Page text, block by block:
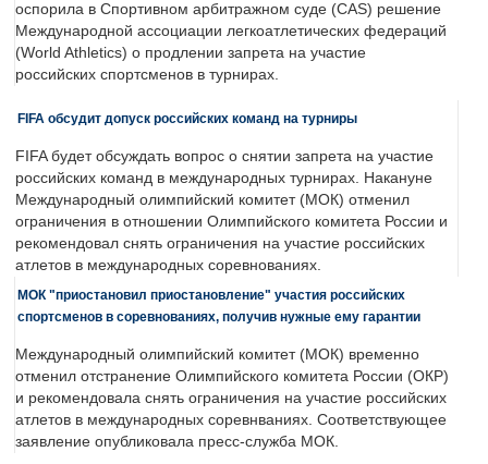
оспорила в Спортивном арбитражном суде (CAS) решение
Международной ассоциации легкоатлетических федераций
(World Athletics) о продлении запрета на участие
российских спортсменов в турнирах.
FIFA обсудит допуск российских команд на турниры
FIFA будет обсуждать вопрос о снятии запрета на участие
российских команд в международных турнирах. Накануне
Международный олимпийский комитет (МОК) отменил
ограничения в отношении Олимпийского комитета России и
рекомендовал снять ограничения на участие российских
атлетов в международных соревнованиях.
МОК "приостановил приостановление" участия российских
спортсменов в соревнованиях, получив нужные ему гарантии
Международный олимпийский комитет (МОК) временно
отменил отстранение Олимпийского комитета России (ОКР)
и рекомендовала снять ограничения на участие российских
атлетов в международных соревнваниях. Соответствующее
заявление опубликовала пресс-служба МОК.